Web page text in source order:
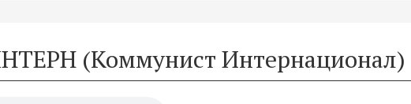
(Коммунист Интернационал)